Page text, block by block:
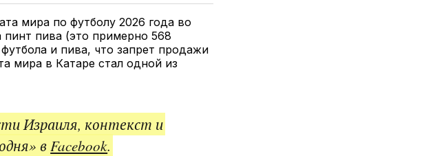
ссылкой
мира по футболу 2026 года во
пива (это примерно 568
и пива, что запрет продажи
мира в Катаре стал одной из
Израиля, контекст и
вFacebook.